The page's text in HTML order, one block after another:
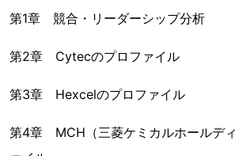
第1章 競合・リーダーシップ分析
第2章 Cytecのプロファイル
第3章 Hexcelのプロファイル
第4章 MCH（三菱ケミカルホールディ